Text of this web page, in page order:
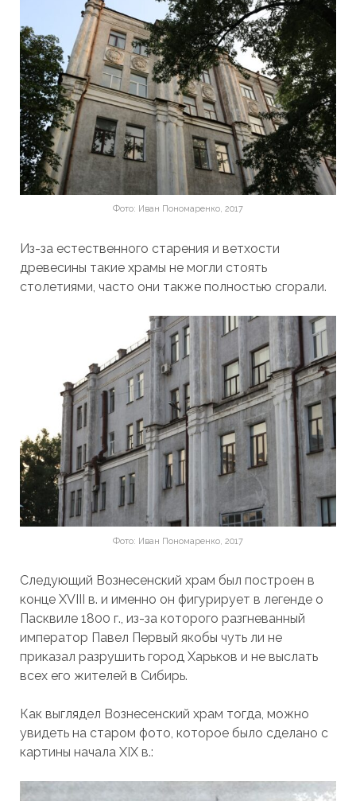
Фото: Иван Пономаренко, 2017
Из-за естественного старения и ветхости
древесины такие храмы не могли стоять
столетиями, часто они также полностью сгорали.
Фото: Иван Пономаренко, 2017
Следующий Вознесенский храм был построен в
конце XVIII в. и именно он фигурирует в легенде о
Пасквиле 1800 г., из-за которого разгневанный
император Павел Первый якобы чуть ли не
приказал разрушить город Харьков и не выслать
всех его жителей в Сибирь.
Как выглядел Вознесенский храм тогда, можно
увидеть на старом фото, которое было сделано с
картины начала XIX в.: